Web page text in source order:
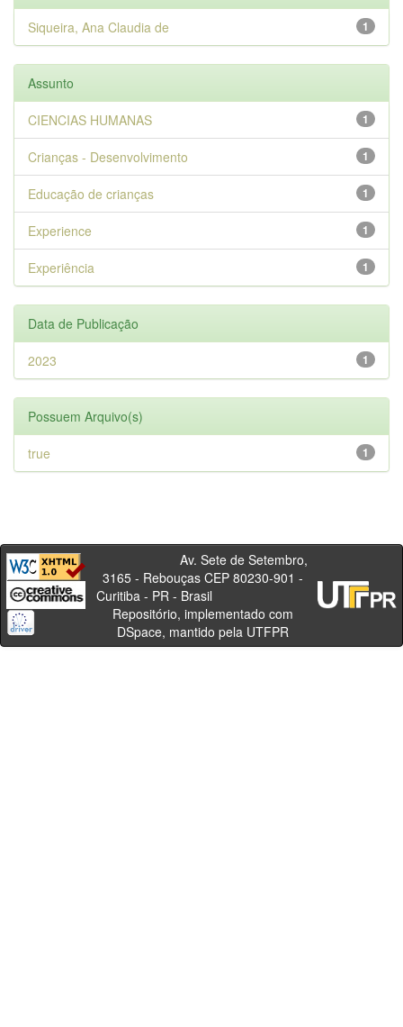
1
Siqueira, Ana Claudia de
Assunto
1
CIENCIAS HUMANAS
1
Crianças - Desenvolvimento
1
Educação de crianças
1
Experience
1
Experiência
Data de Publicação
1
2023
Possuem Arquivo(s)
1
true
Av. Sete de Setembro,
3165 - Rebouças CEP 80230-901 -
Curitiba - PR - Brasil
Repositório, implementado com
DSpace, mantido pela UTFPR